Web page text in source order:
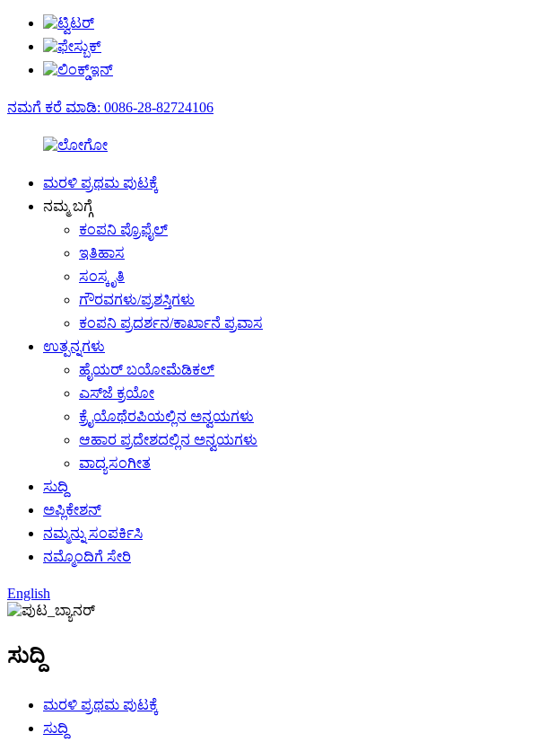
ನಮಗೆ ಕರೆ ಮಾಡಿ: 0086-28-82724106
ಮರಳಿ ಪ್ರಥಮ ಪುಟಕ್ಕೆ
ನಮ್ಮ ಬಗ್ಗೆ
ಕಂಪನಿ ಪ್ರೊಫೈಲ್
ಇತಿಹಾಸ
ಸಂಸ್ಕೃತಿ
ಗೌರವಗಳು/ಪ್ರಶಸ್ತಿಗಳು
ಕಂಪನಿ ಪ್ರದರ್ಶನ/ಕಾರ್ಖಾನೆ ಪ್ರವಾಸ
ಉತ್ಪನ್ನಗಳು
ಹೈಯರ್ ಬಯೋಮೆಡಿಕಲ್
ಎಸ್‌ಜೆ ಕ್ರಯೋ
ಕ್ರೈಯೊಥೆರಪಿಯಲ್ಲಿನ ಅನ್ವಯಗಳು
ಆಹಾರ ಪ್ರದೇಶದಲ್ಲಿನ ಅನ್ವಯಗಳು
ವಾದ್ಯಸಂಗೀತ
ಸುದ್ದಿ
ಅಪ್ಲಿಕೇಶನ್
ನಮ್ಮನ್ನು ಸಂಪರ್ಕಿಸಿ
ನಮ್ಮೊಂದಿಗೆ ಸೇರಿ
English
ಸುದ್ದಿ
ಮರಳಿ ಪ್ರಥಮ ಪುಟಕ್ಕೆ
ಸುದ್ದಿ